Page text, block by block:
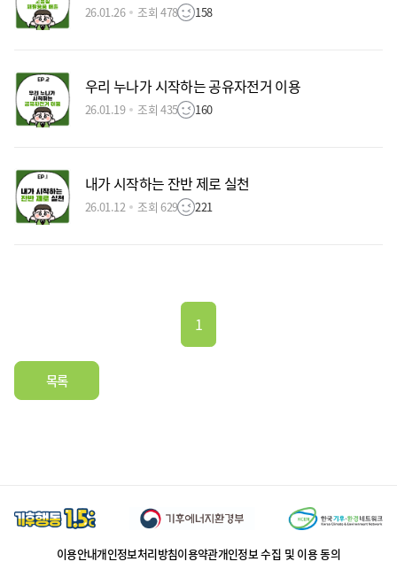
26.01.26 조회 478 158
우리 누나가 시작하는 공유자전거 이용
26.01.19 조회 435 160
내가 시작하는 잔반 제로 실천
26.01.12 조회 629 221
1
목록
이용안내개인정보처리방침이용약관개인정보 수집 및 이용 동의